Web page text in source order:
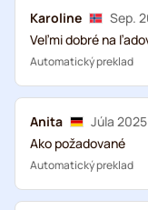
Karoline
Sep.
Veľmi dobré na
Automatický preklad
Anita
Júla 2025
Ako požadované
Automatický preklad